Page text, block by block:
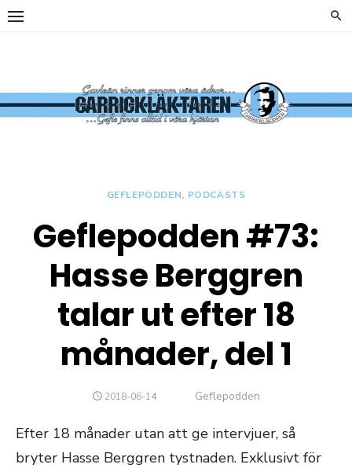
Hoppa
OFFICIELL
SUPPORTERKLUBB TILL
GEFLEPODDEN, PODCASTS
Geflepodden #73:
Hasse Berggren
talar ut efter 18
månader, del 1
PUBLICERAT
2018-06-14 Författare
Geflepodden
Efter 18 månader utan att ge intervjuer, så
bryter Hasse Berggren tystnaden. Exklusivt för